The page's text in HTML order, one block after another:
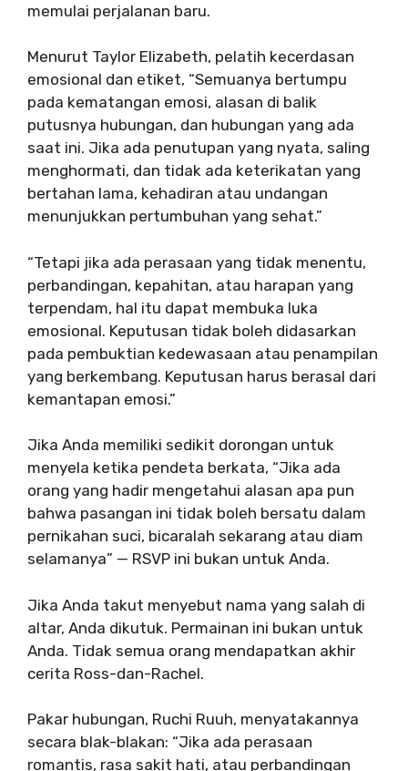
memulai perjalanan baru.
Menurut Taylor Elizabeth, pelatih kecerdasan
emosional dan etiket, “Semuanya bertumpu
pada kematangan emosi, alasan di balik
putusnya hubungan, dan hubungan yang ada
saat ini. Jika ada penutupan yang nyata, saling
menghormati, dan tidak ada keterikatan yang
bertahan lama, kehadiran atau undangan
menunjukkan pertumbuhan yang sehat.”
“Tetapi jika ada perasaan yang tidak menentu,
perbandingan, kepahitan, atau harapan yang
terpendam, hal itu dapat membuka luka
emosional. Keputusan tidak boleh didasarkan
pada pembuktian kedewasaan atau penampilan
yang berkembang. Keputusan harus berasal dari
kemantapan emosi.”
Jika Anda memiliki sedikit dorongan untuk
menyela ketika pendeta berkata, “Jika ada
orang yang hadir mengetahui alasan apa pun
bahwa pasangan ini tidak boleh bersatu dalam
pernikahan suci, bicaralah sekarang atau diam
selamanya” — RSVP ini bukan untuk Anda.
Jika Anda takut menyebut nama yang salah di
altar, Anda dikutuk. Permainan ini bukan untuk
Anda. Tidak semua orang mendapatkan akhir
cerita Ross-dan-Rachel.
Pakar hubungan, Ruchi Ruuh, menyatakannya
secara blak-blakan: “Jika ada perasaan
romantis, rasa sakit hati, atau perbandingan